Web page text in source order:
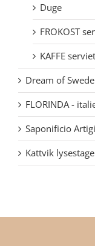
Duge
FROKOST
KAFFE
Dream of
FLORINDA -
Saponificio
Kattvik